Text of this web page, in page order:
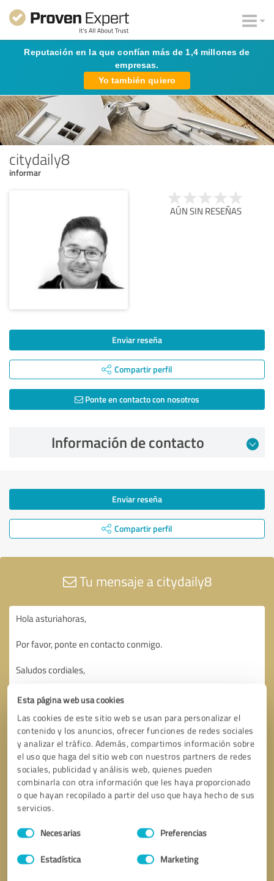
Esta página web usa cookies
Las cookies de este sitio web se usan para personalizar el
contenido y los anuncios, ofrecer funciones de redes sociales
y analizar el tráfico. Además, compartimos información sobre
el uso que haga del sitio web con nuestros partners de redes
sociales, publicidad y análisis web, quienes pueden
combinarla con otra información que les haya proporcionado
o que hayan recopilado a partir del uso que haya hecho de sus
servicios.
Selección
de
Necesarias Preferencias
Estadística Marketing
Reputación en la que confían más de 1,4 millones de
empresas.
Yo también quiero
citydaily8
informar
AÚN SIN RESEÑAS
Enviar reseña
Compartir perfil
Ponte en contacto con nosotros
Información de contacto
Enviar reseña
Compartir perfil
Tu mensaje a citydaily8
Solicitar una llamada * campos obligatorios